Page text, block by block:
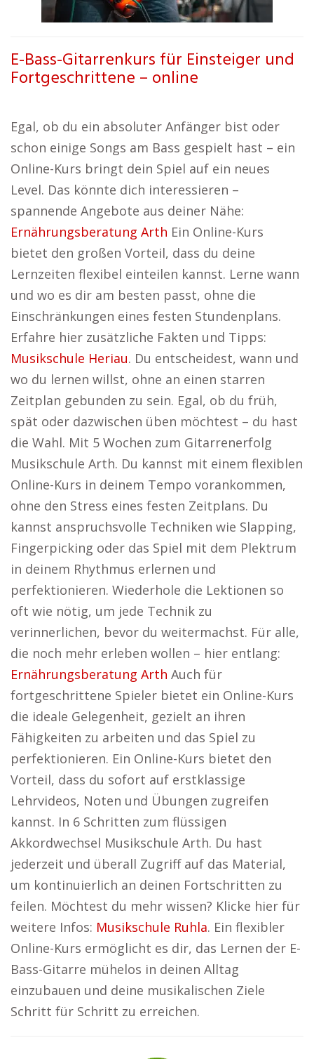
E-Bass-Gitarrenkurs für Einsteiger und
Fortgeschrittene – online
Egal, ob du ein absoluter Anfänger bist oder
schon einige Songs am Bass gespielt hast – ein
Online-Kurs bringt dein Spiel auf ein neues
Level. Das könnte dich interessieren –
spannende Angebote aus deiner Nähe:
Ernährungsberatung Arth Ein Online-Kurs
bietet den großen Vorteil, dass du deine
Lernzeiten flexibel einteilen kannst. Lerne wann
und wo es dir am besten passt, ohne die
Einschränkungen eines festen Stundenplans.
Erfahre hier zusätzliche Fakten und Tipps:
Musikschule Heriau. Du entscheidest, wann und
wo du lernen willst, ohne an einen starren
Zeitplan gebunden zu sein. Egal, ob du früh,
spät oder dazwischen üben möchtest – du hast
die Wahl. Mit 5 Wochen zum Gitarrenerfolg
Musikschule Arth. Du kannst mit einem flexiblen
Online-Kurs in deinem Tempo vorankommen,
ohne den Stress eines festen Zeitplans. Du
kannst anspruchsvolle Techniken wie Slapping,
Fingerpicking oder das Spiel mit dem Plektrum
in deinem Rhythmus erlernen und
perfektionieren. Wiederhole die Lektionen so
oft wie nötig, um jede Technik zu
verinnerlichen, bevor du weitermachst. Für alle,
die noch mehr erleben wollen – hier entlang:
Ernährungsberatung Arth Auch für
fortgeschrittene Spieler bietet ein Online-Kurs
die ideale Gelegenheit, gezielt an ihren
Fähigkeiten zu arbeiten und das Spiel zu
perfektionieren. Ein Online-Kurs bietet den
Vorteil, dass du sofort auf erstklassige
Lehrvideos, Noten und Übungen zugreifen
kannst. In 6 Schritten zum flüssigen
Akkordwechsel Musikschule Arth. Du hast
jederzeit und überall Zugriff auf das Material,
um kontinuierlich an deinen Fortschritten zu
feilen. Möchtest du mehr wissen? Klicke hier für
weitere Infos: Musikschule Ruhla. Ein flexibler
Online-Kurs ermöglicht es dir, das Lernen der E-
Bass-Gitarre mühelos in deinen Alltag
einzubauen und deine musikalischen Ziele
Schritt für Schritt zu erreichen.